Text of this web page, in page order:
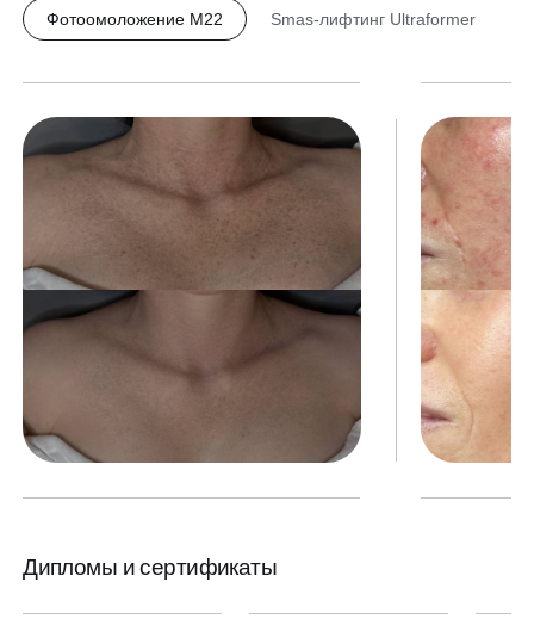
Фотоомоложение M22 Smas-лифтинг Ultraformer
Дипломы и сертификаты